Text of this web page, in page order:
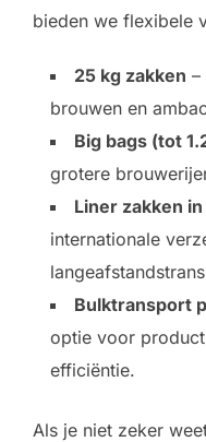
bieden we flexibele
25 kg zakken –
brouwen en
Big bags (tot
grotere
Liner zakken
internationale
Bulktransport
optie voor
efficiëntie.
Als je niet zeker